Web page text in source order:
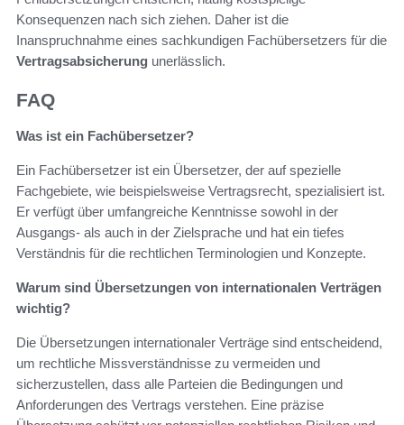
Konsequenzen nach sich ziehen. Daher ist die
Inanspruchnahme eines sachkundigen Fachübersetzers für die
Vertragsabsicherung unerlässlich.
FAQ
Was ist ein Fachübersetzer?
Ein Fachübersetzer ist ein Übersetzer, der auf spezielle
Fachgebiete, wie beispielsweise Vertragsrecht, spezialisiert ist.
Er verfügt über umfangreiche Kenntnisse sowohl in der
Ausgangs- als auch in der Zielsprache und hat ein tiefes
Verständnis für die rechtlichen Terminologien und Konzepte.
Warum sind Übersetzungen von internationalen Verträgen
wichtig?
Die Übersetzungen internationaler Verträge sind entscheidend,
um rechtliche Missverständnisse zu vermeiden und
sicherzustellen, dass alle Parteien die Bedingungen und
Anforderungen des Vertrags verstehen. Eine präzise